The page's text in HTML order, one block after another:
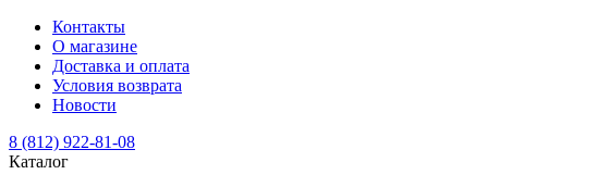
Контакты
О магазине
Доставка и оплата
Условия возврата
Новости
8 (812) 922-81-08
Каталог